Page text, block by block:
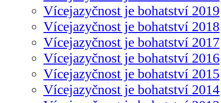
Vícejazyčnost je bohatství 2019
Vícejazyčnost je bohatství 2018
Vícejazyčnost je bohatství 2017
Vícejazyčnost je bohatství 2016
Vícejazyčnost je bohatství 2015
Vícejazyčnost je bohatství 2014